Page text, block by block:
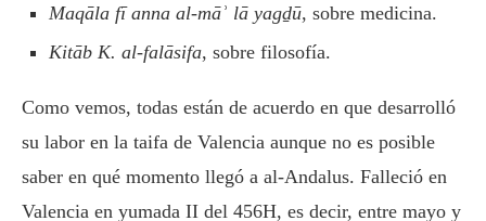
Maqāla fī anna al-māʾ lā yagḏū, sobre medicina.
Kitāb K. al-falāsifa, sobre filosofía.
Como vemos, todas están de acuerdo en que desarrolló
su labor en la taifa de Valencia aunque no es posible
saber en qué momento llegó a al-Andalus. Falleció en
Valencia en yumada II del 456H, es decir, entre mayo y